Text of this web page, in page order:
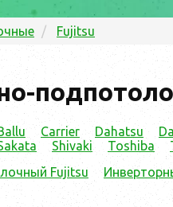
Fujitsu
Carrier Dahatsu
Shivaki Toshiba
Fujitsu